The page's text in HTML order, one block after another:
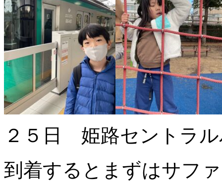
２５日 姫路セントラ
到着するとまずはサフ